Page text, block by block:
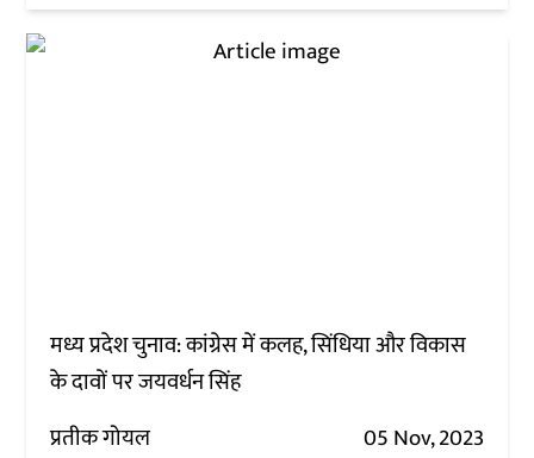
मध्य प्रदेश चुनाव: कांग्रेस में कलह, सिंधिया और विकास
के दावों पर जयवर्धन सिंह
प्रतीक गोयल
05 Nov, 2023